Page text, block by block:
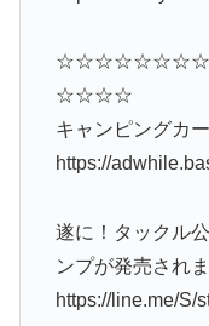
☆☆☆☆
キャンピングカ
https://
遂に！タックル
ンプが発売されま
https://line.me/S/